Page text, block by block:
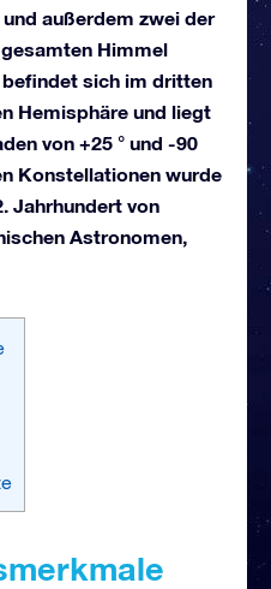
außerdem zwei der
Himmel
sich im dritten
Hemisphäre und liegt
von +25 ° und -90
Konstellationen wurde
Jahrhundert von
Astronomen,